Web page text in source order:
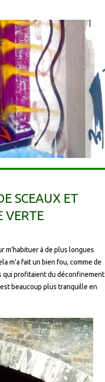
SCEAUX ET
VERTE
m’habituer à de plus longues
m’a fait un bien fou, comme de
qui profitaient du déconfinement
beaucoup plus tranquille en